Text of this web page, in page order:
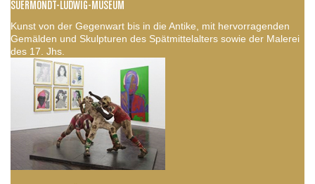
SUERMONDT-LUDWIG-MUSEUM
Kunst von der Gegenwart bis in die Antike, mit hervorragenden
Gemälden und Skulpturen des Spätmittelalters sowie der Malerei
des 17. Jhs.